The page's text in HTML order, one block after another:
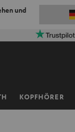
und
KOPFHÖRER